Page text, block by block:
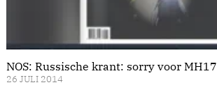
NOS: Russische krant: sorry voor MH17
26 JULI 2014